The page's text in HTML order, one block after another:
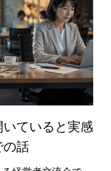
ていると実感
の話